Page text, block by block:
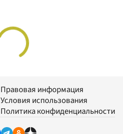
Правовая информация
Условия использования
Политика конфиденциальности